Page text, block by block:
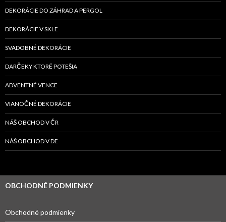
DEKORÁCIE DO ZÁHRAD A PERGOL
DEKORÁCIE V SKLE
SVADOBNÉ DEKORÁCIE
DARČEKY KTORÉ POTEŠIA
ADVENTNÉ VENCE
VIANOČNÉ DEKORÁCIE
NÁŠ OBCHOD V ČR
NÁŠ OBCHOD V DE
OBCHODNÉ PODMIENKY
Obchodné podmienky